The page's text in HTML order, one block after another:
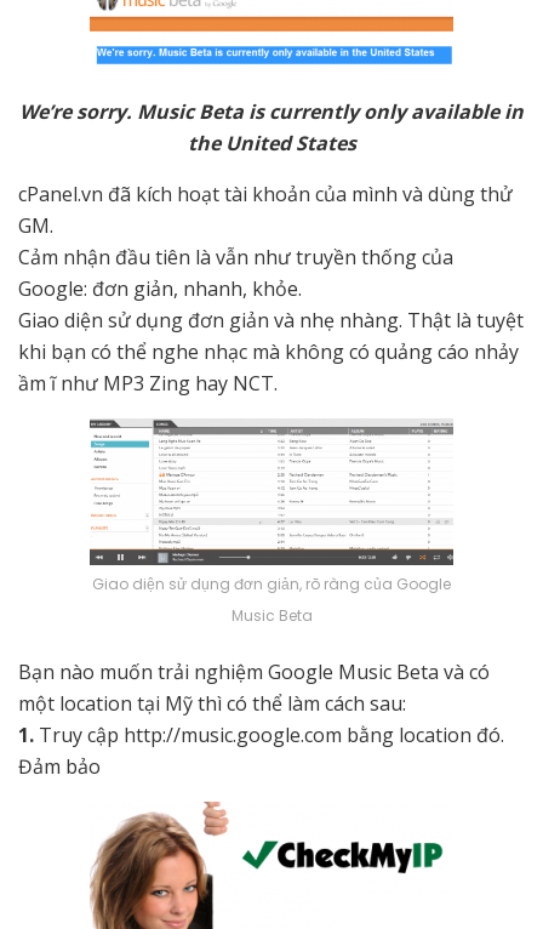
We’re sorry. Music Beta is currently only available in
the United States
cPanel.vn đã kích hoạt tài khoản của mình và dùng thử
GM.
Cảm nhận đầu tiên là vẫn như truyền thống của
Google: đơn giản, nhanh, khỏe.
Giao diện sử dụng đơn giản và nhẹ nhàng. Thật là tuyệt
khi bạn có thể nghe nhạc mà không có quảng cáo nhảy
ầm ĩ như MP3 Zing hay NCT.
Giao diện sử dụng đơn giản, rõ ràng của Google
Music Beta
Bạn nào muốn trải nghiệm Google Music Beta và có
một location tại Mỹ thì có thể làm cách sau:
1. Truy cập http://music.google.com bằng location đó.
Đảm bảo